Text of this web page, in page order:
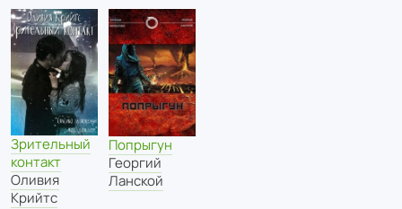
Зрительный
контакт
Оливия
Крийтс
Попрыгун
Георгий
Ланской